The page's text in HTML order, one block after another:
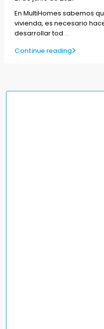
En MultiHomes sabemos
vivienda, es necesario
desarrollar tod ...
Continue reading